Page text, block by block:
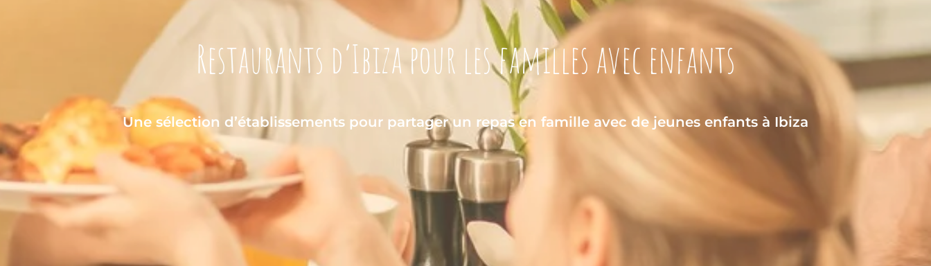
Restaurants d’Ibiza pour les familles avec enfants
Une sélection d’établissements pour partager un repas en famille avec de jeunes enfants à Ibiza